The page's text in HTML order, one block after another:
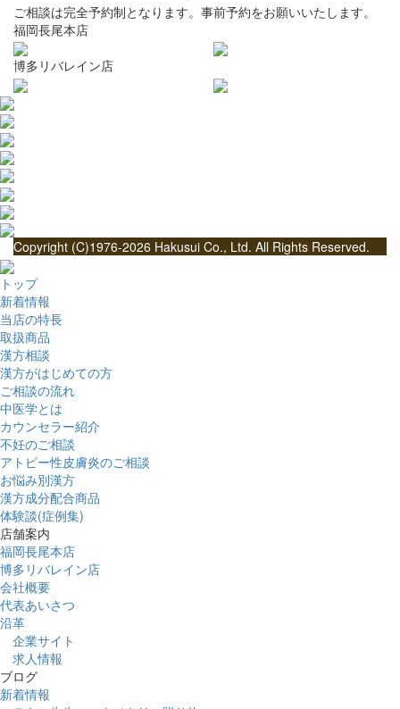
ご相談は完全予約制となります。事前予約をお願いいたします。
福岡長尾本店
博多リバレイン店
Copyright (C)1976-2026 Hakusui Co., Ltd. All Rights Reserved.
トップ
新着情報
当店の特長
取扱商品
漢方相談
漢方がはじめての方
ご相談の流れ
中医学とは
カウンセラー紹介
不妊のご相談
アトピー性皮膚炎のご相談
お悩み別漢方
漢方成分配合商品
体験談(症例集)
店舗案内
福岡長尾本店
博多リバレイン店
会社概要
代表あいさつ
沿革
企業サイト
求人情報
ブログ
新着情報